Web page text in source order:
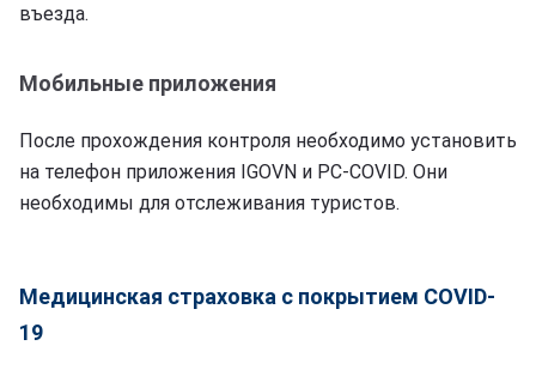
въезда.
Мобильные приложения
После прохождения контроля необходимо установить
на телефон приложения IGOVN и PC-COVID. Они
необходимы для отслеживания туристов.
Медицинская страховка с покрытием COVID-
19